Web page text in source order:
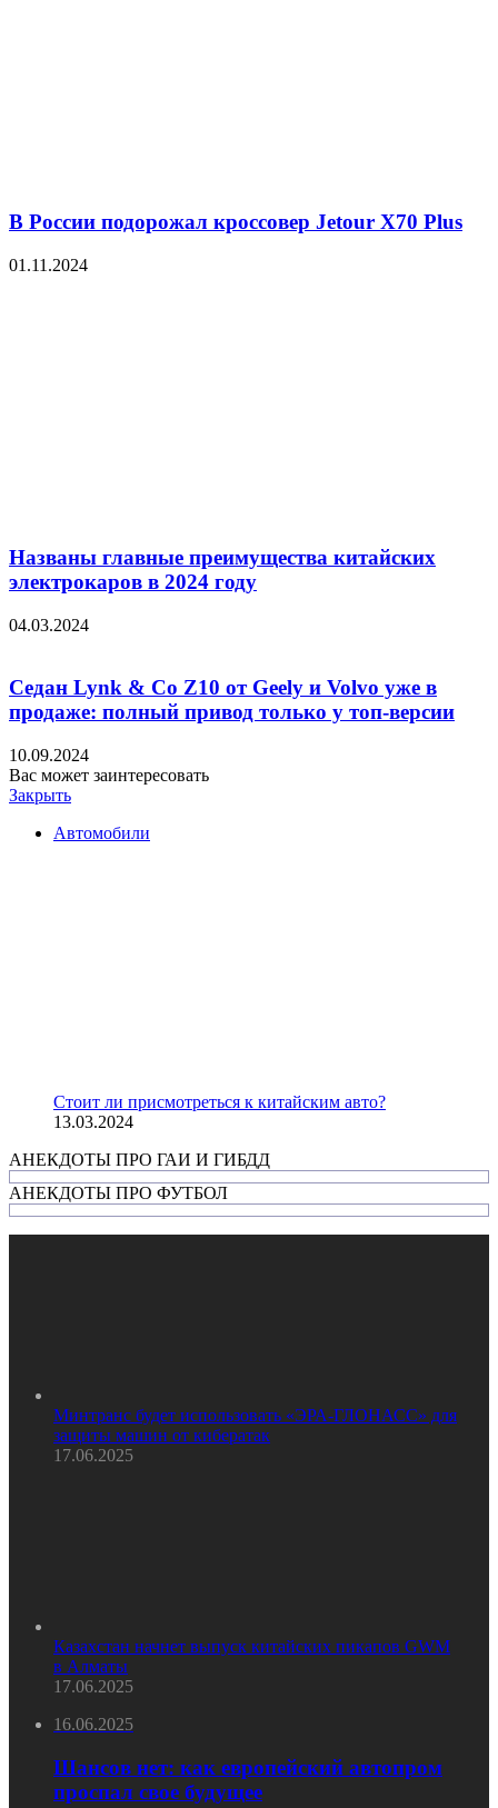
В России подорожал кроссовер Jetour X70 Plus
01.11.2024
Названы главные преимущества китайских
электрокаров в 2024 году
04.03.2024
Седан Lynk & Co Z10 от Geely и Volvo уже в
продаже: полный привод только у топ-версии
10.09.2024
Вас может заинтересовать
Закрыть
Автомобили
Стоит ли присмотреться к китайским авто?
13.03.2024
АНЕКДОТЫ ПРО ГАИ И ГИБДД
АНЕКДОТЫ ПРО ФУТБОЛ
Минтранс будет использовать «ЭРА-ГЛОНАСС» для
защиты машин от кибератак
17.06.2025
Казахстан начнет выпуск китайских пикапов GWM
в Алматы
17.06.2025
16.06.2025
Шансов нет: как европейский автопром
проспал свое будущее